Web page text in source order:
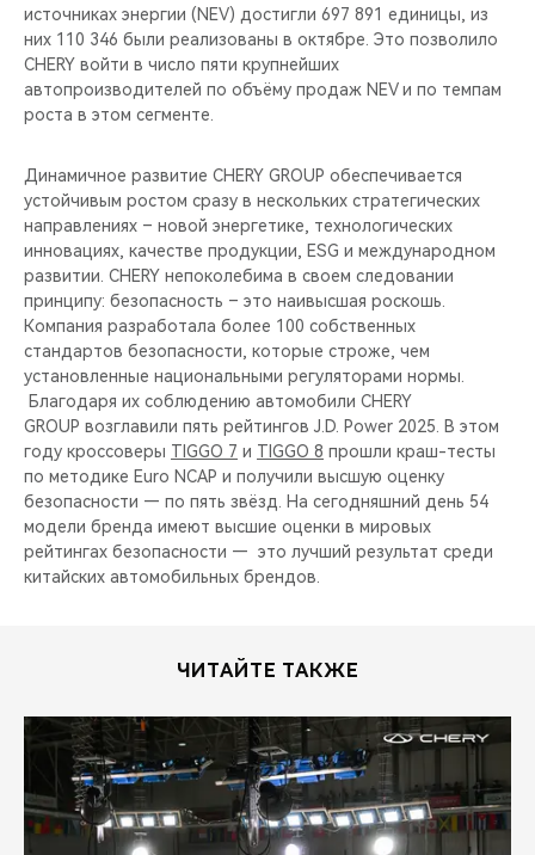
источниках энергии (NEV) достигли 697 891 единицы, из
них 110 346 были реализованы в октябре. Это позволило
CHERY войти в число пяти крупнейших
автопроизводителей по объёму продаж NEV и по темпам
роста в этом сегменте.
Динамичное развитие CHERY GROUP обеспечивается
устойчивым ростом сразу в нескольких стратегических
направлениях – новой энергетике, технологических
инновациях, качестве продукции, ESG и международном
развитии. CHERY непоколебима в своем следовании
принципу: безопасность – это наивысшая роскошь.
Компания разработала более 100 собственных
стандартов безопасности, которые строже, чем
установленные национальными регуляторами нормы.
Благодаря их соблюдению автомобили CHERY
GROUP возглавили пять рейтингов J.D. Power 2025. В этом
году кроссоверы TIGGO 7 и TIGGO 8 прошли краш-тесты
по методике Euro NCAP и получили высшую оценку
безопасности — по пять звёзд. На сегодняшний день 54
модели бренда имеют высшие оценки в мировых
рейтингах безопасности — это лучший результат среди
китайских автомобильных брендов.
ЧИТАЙТЕ ТАКЖЕ